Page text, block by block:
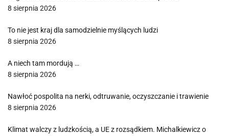
8 sierpnia 2026
To nie jest kraj dla samodzielnie myślących ludzi
8 sierpnia 2026
A niech tam mordują …
8 sierpnia 2026
Nawłoć pospolita na nerki, odtruwanie, oczyszczanie i trawienie
8 sierpnia 2026
Klimat walczy z ludzkością, a UE z rozsądkiem. Michalkiewicz o